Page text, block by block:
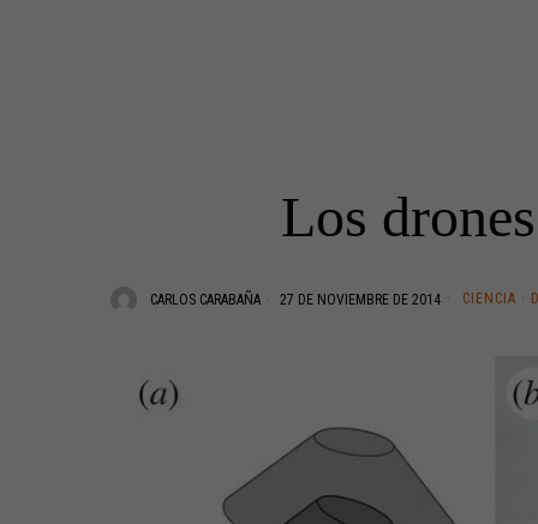
Los
CARLOS CARABAÑA 27 DE NOVIEMBRE DE 2014 CIENCIA ·